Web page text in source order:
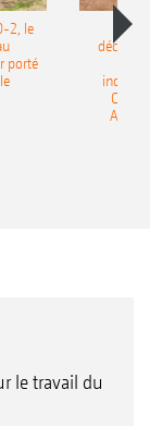
2, le
porté
le travail du